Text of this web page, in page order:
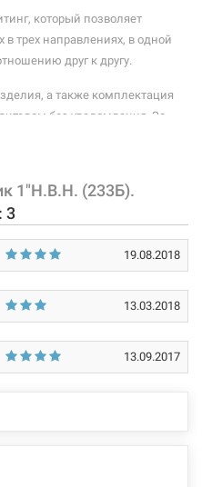
1"Н х 1"В х 1"Н
который позволяет
в трех направлениях, в одной
друг к другу.
а также комплектация
без уведомления. За
магазин ответственности
1"Н.В.Н. (233Б).
3
19.08.2018
13.03.2018
13.09.2017